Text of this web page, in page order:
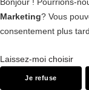
Marketing? Vous
consentement plus tard.
Laissez-moi choisir
Je refuse